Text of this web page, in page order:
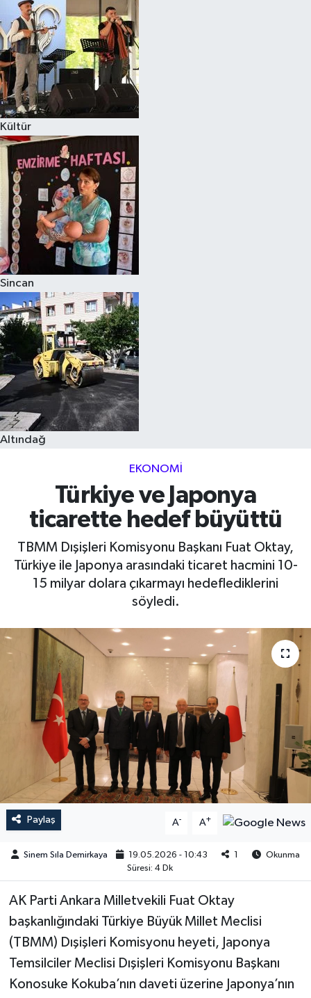
Kültür
Sincan
Altındağ
EKONOMI
Türkiye ve Japonya
ticarette hedef büyüttü
TBMM Dışişleri Komisyonu Başkanı Fuat Oktay,
Türkiye ile Japonya arasındaki ticaret hacmini 10-
15 milyar dolara çıkarmayı hedeflediklerini
söyledi.
Paylaş A- A+
Sinem Sıla Demirkaya 19.05.2026 - 10:43 1
Okunma
Süresi: 4 Dk
AK Parti Ankara Milletvekili Fuat Oktay
başkanlığındaki Türkiye Büyük Millet Meclisi
(TBMM) Dışişleri Komisyonu heyeti, Japonya
Temsilciler Meclisi Dışişleri Komisyonu Başkanı
Konosuke Kokuba’nın daveti üzerine Japonya’nın